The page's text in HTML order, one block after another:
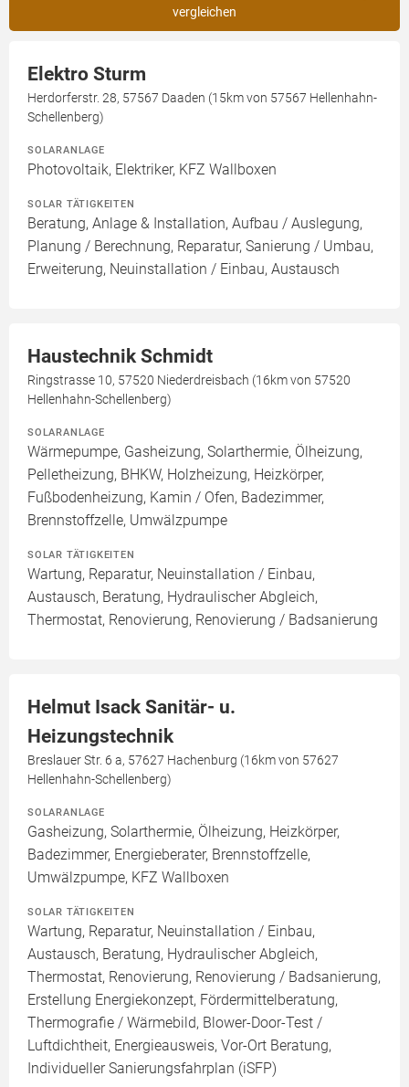
vergleichen
Elektro Sturm
Herdorferstr. 28, 57567 Daaden (15km von 57567 Hellenhahn-
Schellenberg)
SOLARANLAGE
Photovoltaik, Elektriker, KFZ Wallboxen
SOLAR TÄTIGKEITEN
Beratung, Anlage & Installation, Aufbau / Auslegung,
Planung / Berechnung, Reparatur, Sanierung / Umbau,
Erweiterung, Neuinstallation / Einbau, Austausch
Haustechnik Schmidt
Ringstrasse 10, 57520 Niederdreisbach (16km von 57520
Hellenhahn-Schellenberg)
SOLARANLAGE
Wärmepumpe, Gasheizung, Solarthermie, Ölheizung,
Pelletheizung, BHKW, Holzheizung, Heizkörper,
Fußbodenheizung, Kamin / Ofen, Badezimmer,
Brennstoffzelle, Umwälzpumpe
SOLAR TÄTIGKEITEN
Wartung, Reparatur, Neuinstallation / Einbau,
Austausch, Beratung, Hydraulischer Abgleich,
Thermostat, Renovierung, Renovierung / Badsanierung
Helmut Isack Sanitär- u.
Heizungstechnik
Breslauer Str. 6 a, 57627 Hachenburg (16km von 57627
Hellenhahn-Schellenberg)
SOLARANLAGE
Gasheizung, Solarthermie, Ölheizung, Heizkörper,
Badezimmer, Energieberater, Brennstoffzelle,
Umwälzpumpe, KFZ Wallboxen
SOLAR TÄTIGKEITEN
Wartung, Reparatur, Neuinstallation / Einbau,
Austausch, Beratung, Hydraulischer Abgleich,
Thermostat, Renovierung, Renovierung / Badsanierung,
Erstellung Energiekonzept, Fördermittelberatung,
Thermografie / Wärmebild, Blower-Door-Test /
Luftdichtheit, Energieausweis, Vor-Ort Beratung,
Individueller Sanierungsfahrplan (iSFP)